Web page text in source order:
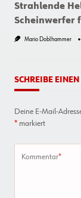
Strahlende
Scheinwerfer
Mario Doblhammer
SCHREIBE
Deine E-Mail-
* markiert
Kommentar*